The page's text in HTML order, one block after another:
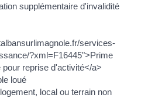
supplémentaire d'invalidité
services-
?xml=F16445">Prime
reprise d'activité</a>
loué
local ou terrain non